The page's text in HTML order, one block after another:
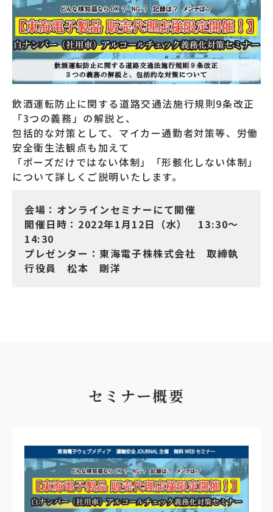
飲酒運転防止に関する道路交通法施行規則9条改正
「3つの義務」の解説と、
包括的な対策として、マイカー通勤者対策等、労働
安全衛生法観点も加えて
「ポーズだけではない体制」「形骸化しない体制」
について詳しくご説明いたします。
会場：オンラインセミナーにて開催
開催日時：2022年1月12日（水） 13:30〜
14:30
プレゼンター：東海電子株株式会社 取締執
行役員 松本 剛洋
セミナー概要